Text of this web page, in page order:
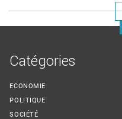
Catégories
ECONOMIE
POLITIQUE
SOCIÉTÉ